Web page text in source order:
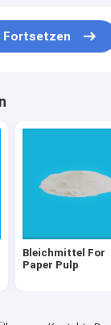
Paste
Fortsetzen
Bleichmittel For
Paper Pulp